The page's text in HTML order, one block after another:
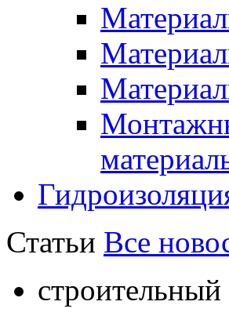
Статьи Все